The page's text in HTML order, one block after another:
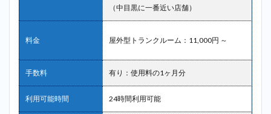
2.5
5位：
リー
＿中
目黒
（中目黒に一番近い店舗）
料金 屋外型トランクルーム：11,000円 ～
手数料 有り：使用料の1ヶ月分
利用可能時間 24時間利用可能